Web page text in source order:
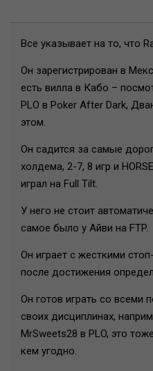
Все указывает на то, что
Он зарегистрирован в
есть вилла в Кабо –
PLO в Poker After Dark,
этом.
Он садится за самые
холдема, 2-7, 8 игр и
играл на Full Tilt.
У него не стоит
самое было у Айви на FTP.
Он играет с жесткими
после достижения
Он готов играть со всеми
своих дисциплинах,
MrSweets28 в PLO, это
кем угодно.